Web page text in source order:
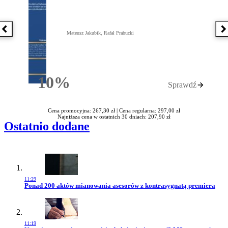
Poprzednia książka
10%Rabatu
Mateusz Jakubik, Rafał Prabucki
Sprawdź
Cena promocyjna: 267,30 zł | Cena regularna: 297,00 zł
Najniższa cena w ostatnich 30 dniach: 207,90 zł
Ostatnio dodane
11:29
Przejdź do artykułu:
Ponad 200 aktów mianowania asesorów z kontrasygnatą premiera
11:19